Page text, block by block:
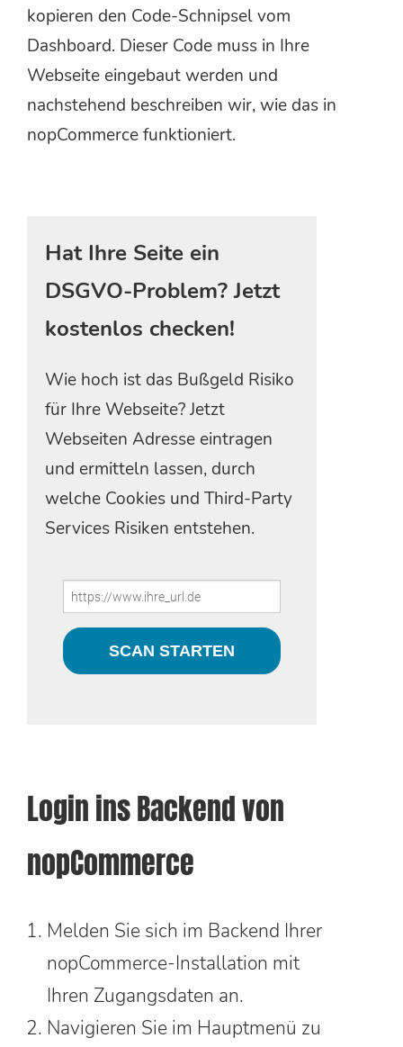
kopieren den Code-Schnipsel vom
Dashboard. Dieser Code muss in Ihre
Webseite eingebaut werden und
nachstehend beschreiben wir, wie das in
nopCommerce funktioniert.
Hat Ihre Seite ein
DSGVO-Problem? Jetzt
kostenlos checken!
Wie hoch ist das Bußgeld Risiko
für Ihre Webseite? Jetzt
Webseiten Adresse eintragen
und ermitteln lassen, durch
welche Cookies und Third-Party
Services Risiken entstehen.
Login ins Backend von
nopCommerce
Melden Sie sich im Backend Ihrer
nopCommerce-Installation mit
Ihren Zugangsdaten an.
Navigieren Sie im Hauptmenü zu